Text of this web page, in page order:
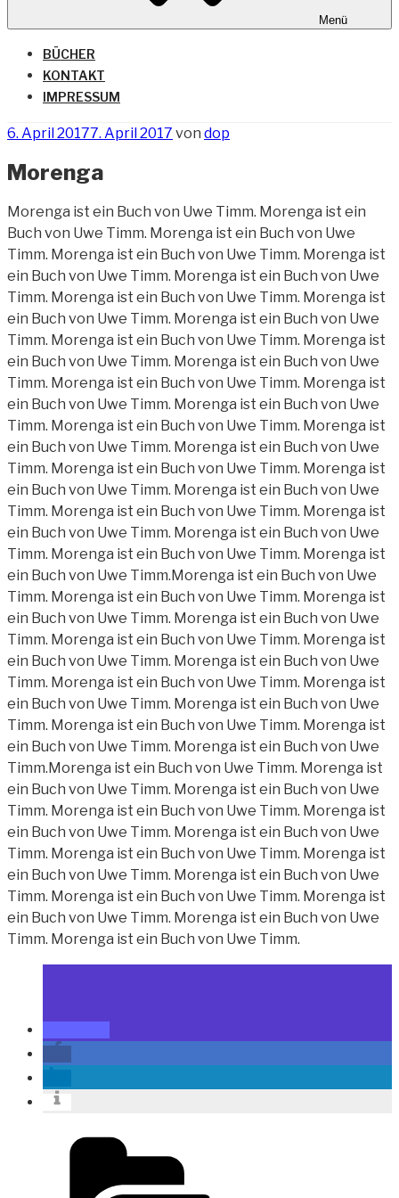
Menü
BÜCHER
KONTAKT
IMPRESSUM
Veröffentlicht
6. April 20177. April 2017 von dop
Morenga
Morenga ist ein Buch von Uwe Timm. Morenga ist ein
Buch von Uwe Timm. Morenga ist ein Buch von Uwe
Timm. Morenga ist ein Buch von Uwe Timm. Morenga ist
ein Buch von Uwe Timm. Morenga ist ein Buch von Uwe
Timm. Morenga ist ein Buch von Uwe Timm. Morenga ist
ein Buch von Uwe Timm. Morenga ist ein Buch von Uwe
Timm. Morenga ist ein Buch von Uwe Timm. Morenga ist
ein Buch von Uwe Timm. Morenga ist ein Buch von Uwe
Timm. Morenga ist ein Buch von Uwe Timm. Morenga ist
ein Buch von Uwe Timm. Morenga ist ein Buch von Uwe
Timm. Morenga ist ein Buch von Uwe Timm. Morenga ist
ein Buch von Uwe Timm. Morenga ist ein Buch von Uwe
Timm. Morenga ist ein Buch von Uwe Timm. Morenga ist
ein Buch von Uwe Timm. Morenga ist ein Buch von Uwe
Timm. Morenga ist ein Buch von Uwe Timm. Morenga ist
ein Buch von Uwe Timm. Morenga ist ein Buch von Uwe
Timm. Morenga ist ein Buch von Uwe Timm. Morenga ist
ein Buch von Uwe Timm.Morenga ist ein Buch von Uwe
Timm. Morenga ist ein Buch von Uwe Timm. Morenga ist
ein Buch von Uwe Timm. Morenga ist ein Buch von Uwe
Timm. Morenga ist ein Buch von Uwe Timm. Morenga ist
ein Buch von Uwe Timm. Morenga ist ein Buch von Uwe
Timm. Morenga ist ein Buch von Uwe Timm. Morenga ist
ein Buch von Uwe Timm. Morenga ist ein Buch von Uwe
Timm. Morenga ist ein Buch von Uwe Timm. Morenga ist
ein Buch von Uwe Timm. Morenga ist ein Buch von Uwe
Timm.Morenga ist ein Buch von Uwe Timm. Morenga ist
ein Buch von Uwe Timm. Morenga ist ein Buch von Uwe
Timm. Morenga ist ein Buch von Uwe Timm. Morenga ist
ein Buch von Uwe Timm. Morenga ist ein Buch von Uwe
Timm. Morenga ist ein Buch von Uwe Timm. Morenga ist
ein Buch von Uwe Timm. Morenga ist ein Buch von Uwe
Timm. Morenga ist ein Buch von Uwe Timm. Morenga ist
ein Buch von Uwe Timm. Morenga ist ein Buch von Uwe
Timm. Morenga ist ein Buch von Uwe Timm.